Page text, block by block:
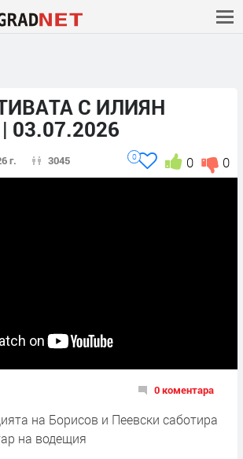
С ИЛИЯН
03.07.2026
г. 3045 0
0
0
0 коментара
на Борисов и Пеевски саботира
на водещия